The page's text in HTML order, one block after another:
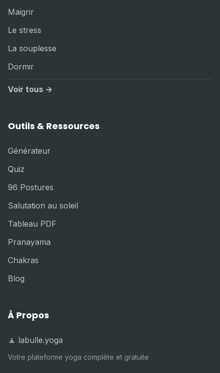
Maigrir
Le stress
La souplesse
Dormir
Voir tous →
Outils & Ressources
Générateur
Quiz
96 Postures
Salutation au soleil
Tableau PDF
Pranayama
Chakras
Blog
À Propos
🧘 labulle.yoga
Votre plateforme yoga complète et gratuite